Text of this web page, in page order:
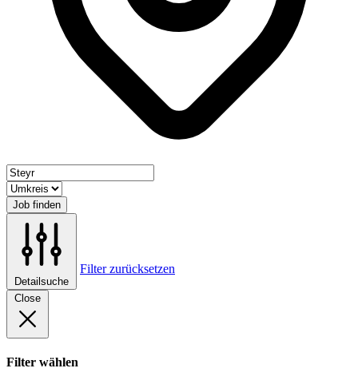
Job finden
Detailsuche
Filter zurücksetzen
Close
Filter wählen